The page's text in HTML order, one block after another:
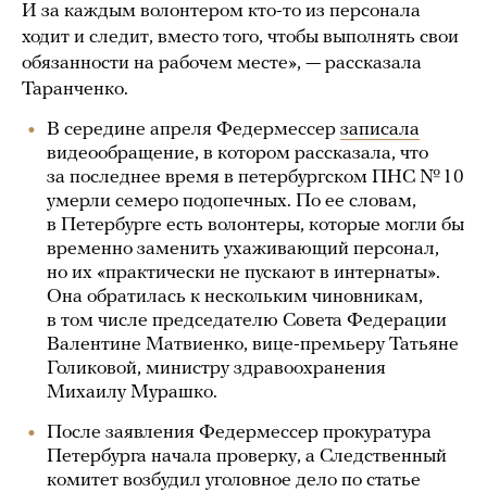
И за каждым волонтером кто-то из персонала
ходит и следит, вместо того, чтобы выполнять свои
обязанности на рабочем месте», — рассказала
Таранченко.
В середине апреля Федермессер записала
видеообращение, в котором рассказала, что
за последнее время в петербургском ПНС № 10
умерли семеро подопечных. По ее словам,
в Петербурге есть волонтеры, которые могли бы
временно заменить ухаживающий персонал,
но их «практически не пускают в интернаты».
Она обратилась к нескольким чиновникам,
в том числе председателю Совета Федерации
Валентине Матвиенко, вице-премьеру Татьяне
Голиковой, министру здравоохранения
Михаилу Мурашко.
После заявления Федермессер прокуратура
Петербурга начала проверку, а Следственный
комитет возбудил уголовное дело по статье